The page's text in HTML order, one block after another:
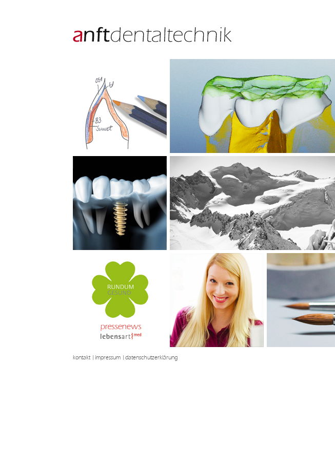
kontakt| impressum | datenschutzerklärung